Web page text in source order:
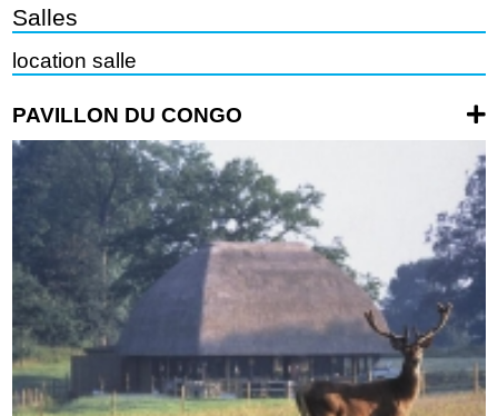
Salles
location salle
PAVILLON DU CONGO